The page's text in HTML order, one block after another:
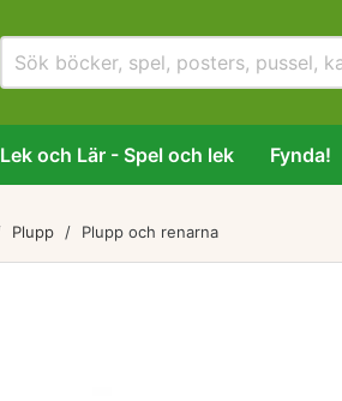
Lek och Lär - Spel och lek Fynda!
Plupp Plupp och renarna